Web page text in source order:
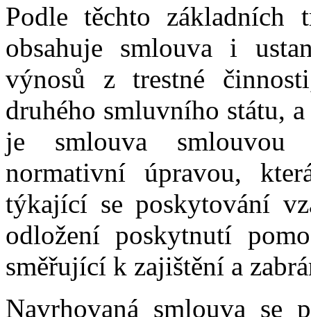
Podle těchto základních
obsahuje smlouva i
výnosů z trestné
druhého smluvního státu,
je smlouva smlouvou
normativní úpravou,
týkající se poskytování
odložení poskytnutí
směřující k zajištění a
Navrhovaná smlouva se